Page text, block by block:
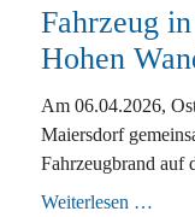
Fahrzeug
Hohen
Am 06.04.2026,
Maiersdorf
Fahrzeugbrand auf
Weiterlesen …